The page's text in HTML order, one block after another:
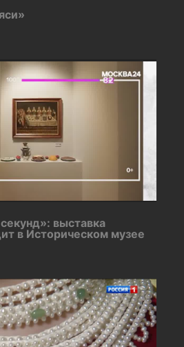
выставка
в Историческом музее